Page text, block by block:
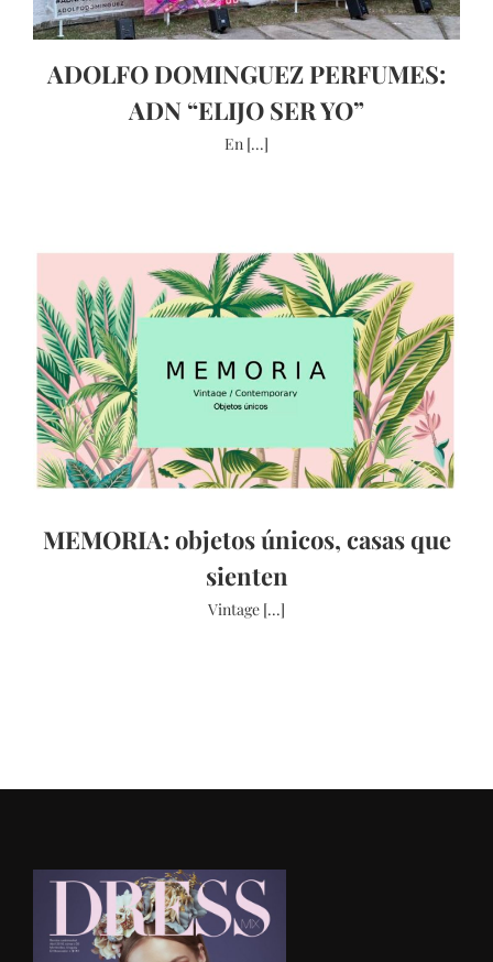
ADOLFO DOMINGUEZ PERFUMES:
ADN “ELIJO SER YO”
En [...]
MEMORIA: objetos únicos, casas que
sienten
Vintage [...]